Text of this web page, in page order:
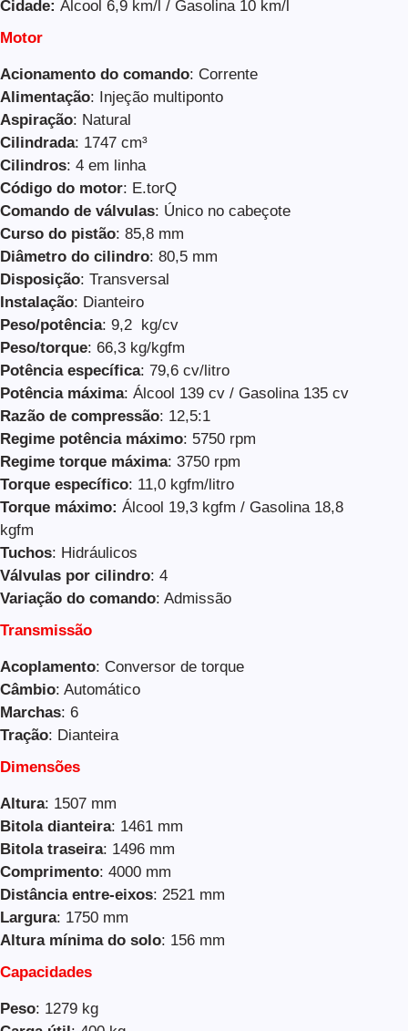
Cidade: Álcool 6,9 km/l / Gasolina 10 km/l
Motor
Acionamento do comando: Corrente
Alimentação: Injeção multiponto
Aspiração: Natural
Cilindrada: 1747 cm³
Cilindros: 4 em linha
Código do motor: E.torQ
Comando de válvulas: Único no cabeçote
Curso do pistão: 85,8 mm
Diâmetro do cilindro: 80,5 mm
Disposição: Transversal
Instalação: Dianteiro
Peso/potência: 9,2 kg/cv
Peso/torque: 66,3 kg/kgfm
Potência específica: 79,6 cv/litro
Potência máxima: Álcool 139 cv / Gasolina 135 cv
Razão de compressão: 12,5:1
Regime potência máximo: 5750 rpm
Regime torque máxima: 3750 rpm
Torque específico: 11,0 kgfm/litro
Torque máximo: Álcool 19,3 kgfm / Gasolina 18,8
kgfm
Tuchos: Hidráulicos
Válvulas por cilindro: 4
Variação do comando: Admissão
Transmissão
Acoplamento: Conversor de torque
Câmbio: Automático
Marchas: 6
Tração: Dianteira
Dimensões
Altura: 1507 mm
Bitola dianteira: 1461 mm
Bitola traseira: 1496 mm
Comprimento: 4000 mm
Distância entre-eixos: 2521 mm
Largura: 1750 mm
Altura mínima do solo: 156 mm
Capacidades
Peso: 1279 kg